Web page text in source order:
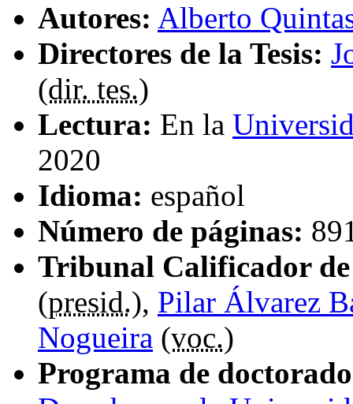
Autores: Alberto
Directores de la Tesis:
(dir. tes.)
Lectura: En la
2020
Idioma: español
Número de páginas:
Tribunal Calificador de
(presid.), Pilar Álvarez
Nogueira (voc.)
Programa de